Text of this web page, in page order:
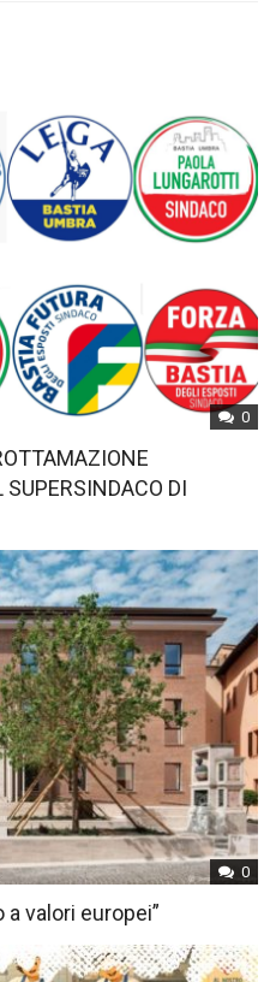
0
SUPERSINDACO DI
0
valori europei”